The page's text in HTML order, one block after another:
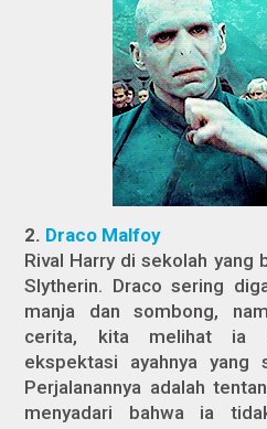
2. Draco Malfoy
Rival Harry di sekolah yang
Slytherin. Draco sering
manja dan sombong,
cerita, kita melihat ia
ekspektasi ayahnya yang
Perjalanannya adalah
menyadari bahwa ia